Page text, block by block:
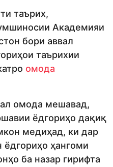
таърих,
Академияи
бори аввал
таърихии
омода
омода мешавад,
ёдгориҳо дақиқ
медиҳад, ки дар
ҳангоми
ба назар гирифта